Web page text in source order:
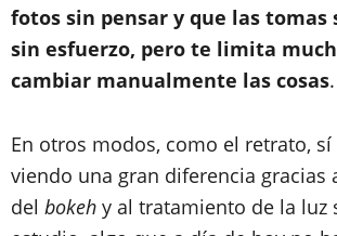
fotos sin pensar y que las tomas
sin esfuerzo, pero te limita
cambiar manualmente las cosas.
En otros modos, como el retrato,
viendo una gran diferencia gracias
del bokeh y al tratamiento de la luz